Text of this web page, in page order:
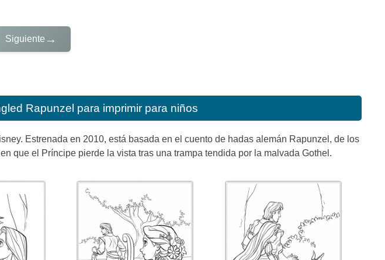
Siguiente →
Rapunzel para imprimir para niños
Estrenada en 2010, está basada en el cuento de hadas alemán Rapunzel, de los
que el Príncipe pierde la vista tras una trampa tendida por la malvada Gothel.